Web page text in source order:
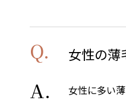
女性の薄
女性に多い